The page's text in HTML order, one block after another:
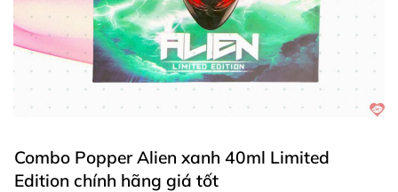
Combo Popper Alien xanh 40ml Limited
Edition chính hãng giá tốt